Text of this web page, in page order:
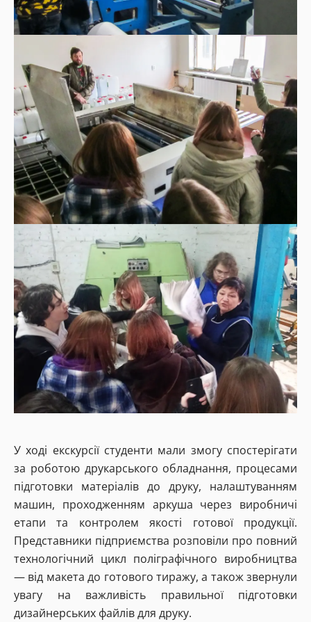
У ході екскурсії студенти мали змогу спостерігати
за роботою друкарського обладнання, процесами
підготовки матеріалів до друку, налаштуванням
машин, проходженням аркуша через виробничі
етапи та контролем якості готової продукції.
Представники підприємства розповіли про повний
технологічний цикл поліграфічного виробництва
— від макета до готового тиражу, а також звернули
увагу на важливість правильної підготовки
дизайнерських файлів для друку.